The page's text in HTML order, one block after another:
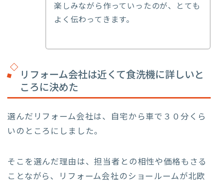
楽しみながら作っていったのが、とても
よく伝わってきます。
リフォーム会社は近くて食洗機に詳しいと
ころに決めた
選んだリフォーム会社は、自宅から車で３０分くら
いのところにしました。
そこを選んだ理由は、担当者との相性や価格もさる
ことながら、リフォーム会社のショールームが北欧